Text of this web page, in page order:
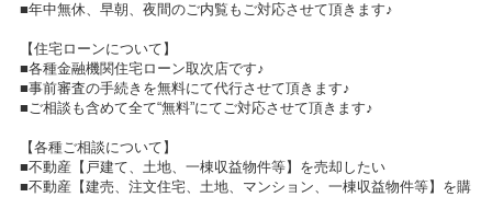
■年中無休、早朝、夜間のご内覧もご対応させて頂きます♪
【住宅ローンについて】
■各種金融機関住宅ローン取次店です♪
■事前審査の手続きを無料にて代行させて頂きます♪
■ご相談も含めて全て“無料”にてご対応させて頂きます♪
【各種ご相談について】
■不動産【戸建て、土地、一棟収益物件等】を売却したい
■不動産【建売、注文住宅、土地、マンション、一棟収益物件等】を購